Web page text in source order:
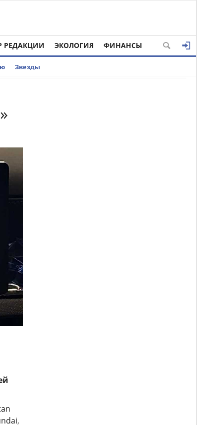
РЕДАКЦИИ ЭКОЛОГИЯ ФИНАНСЫ
Звезды